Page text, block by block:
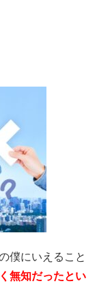
僕にいえること
無知だったとい